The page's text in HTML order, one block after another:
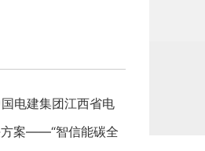
电建集团江西省电
方案——“智信能碳全